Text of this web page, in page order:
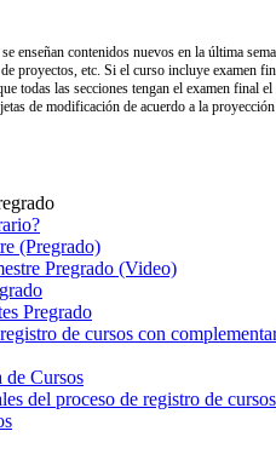
enseñan contenidos nuevos en la última
proyectos, etc. Si el curso incluye examen
todas las secciones tengan el examen
de modificación de acuerdo a la
(Pregrado)
Pregrado (Video)
Pregrado
de cursos con
Cursos
del proceso de registro de cursos